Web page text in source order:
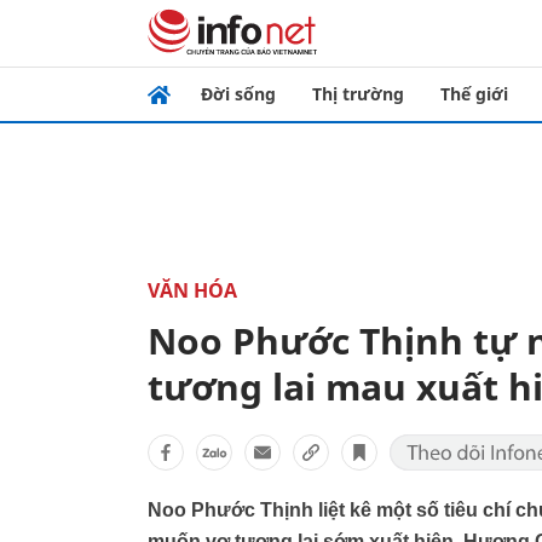
Đời sống Thị trường Thế giới
VĂN HÓA
Noo Phước Thịnh tự
tương lai mau xuất
Noo Phước Thịnh liệt kê một số tiêu chí